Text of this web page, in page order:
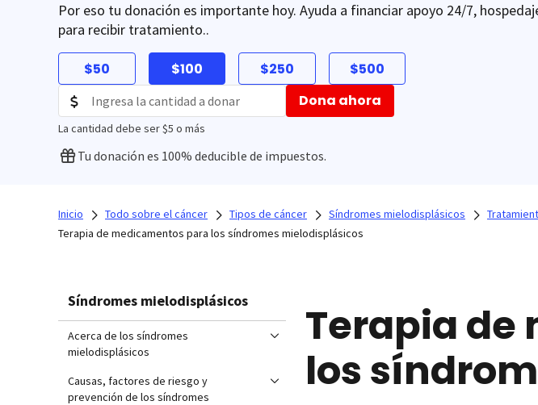
Por eso tu donación es importante hoy. Ayuda a financiar apoyo 24/7,
para recibir tratamiento..
$50 $100 $250 $500
La cantidad debe ser $5 o más
Dona ahora
Tu donación es 100% deducible de impuestos.
Inicio Todo sobre el cáncer Tipos de cáncer Síndromes mielodisplásicos
Terapia de medicamentos para los síndromes mielodisplásicos
Síndromes mielodisplásicos
Acerca de los síndromes
mielodisplásicos
Causas, factores de riesgo y
prevención de los síndromes
Terapia de
los